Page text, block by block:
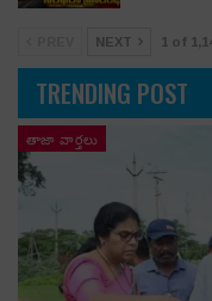
NEXT 1 of
TRENDING POST
తాజా వార్తలు